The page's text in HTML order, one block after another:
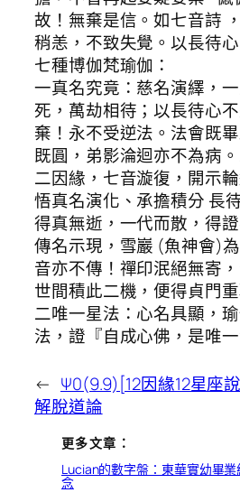
故！無棄是信。如七音詩
稍恙，不致失覺。以長待
七種博伽梵瑜伽：
一真名究竟：慈名演繹，
死，萬劫相待；以長待心
棄！永不受逆法。法會既
既圓，弟影淪迴亦不為病
二因緣，七音漩復，開示
悟真名演化、承擔積分 長
得真無逝，一代而散，得
傳名示現，雪巖 (魚神會)
音亦不傳！禪印泯絕無寄
世間積此二機，便得貞門重
二唯一星法：心名具顯，
法，證『自成心佛，是唯一
← Ψ0(9.9)[12因緣12星座
解脫道論
更多文章：
Lucian的數字盤：東華實幼畢業
念